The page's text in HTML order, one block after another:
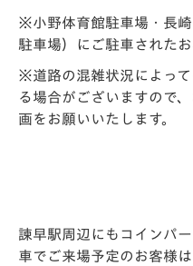
※小野体育館駐車場・長
駐車場）にご駐車された
※道路の混雑状況によっ
る場合がございますので
画をお願いいたします。
諫早駅周辺にもコインパ
車でご来場予定のお客様は